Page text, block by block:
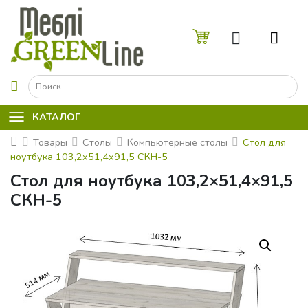
☰
КАТАЛОГ
Товары
Столы Компьютерные столы
Стол для
ноутбука 103,2x51,4x91,5 СКН-5
Стол для ноутбука 103,2×51,4×91,5
СКН-5